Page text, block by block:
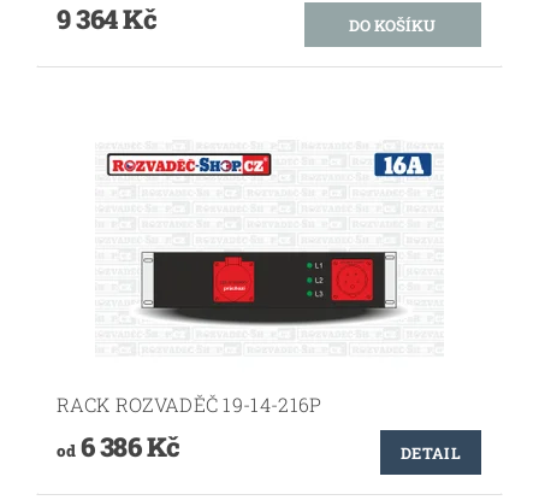
9 364 Kč
RACK ROZVADĚČ 19-14-216P
od6 386 Kč DETAIL